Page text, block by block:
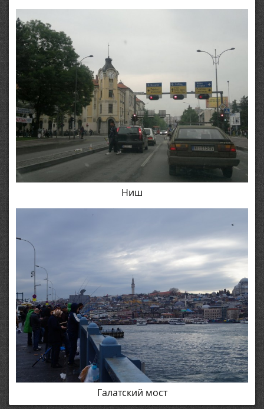
Ниш
Галатский мост